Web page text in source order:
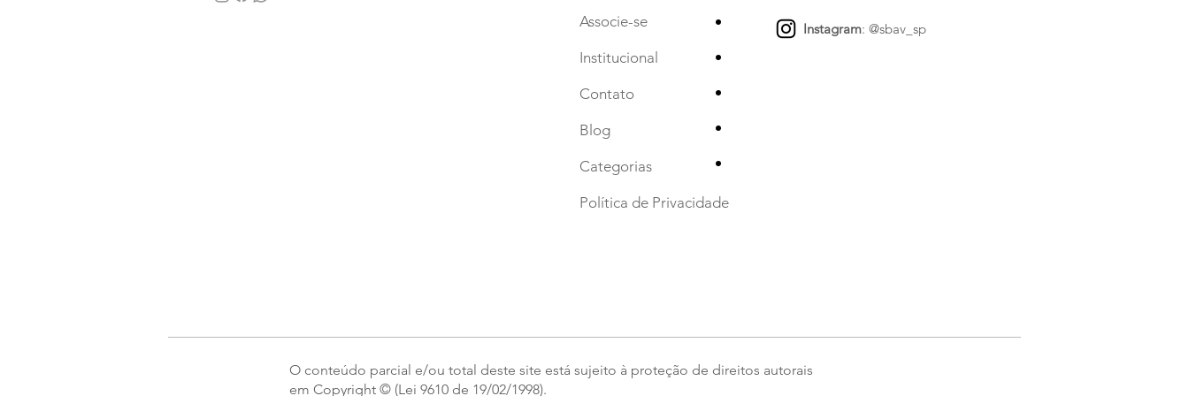
Associe-se
Institucional
Contato
Blog
Categorias
Política de Privacidade
•
•
•
•
•
Instagram: @sbav_sp
O conteúdo parcial e/ou total deste site está sujeito à proteção de direitos autorais
em Copyright © (Lei 9610 de 19/02/1998).